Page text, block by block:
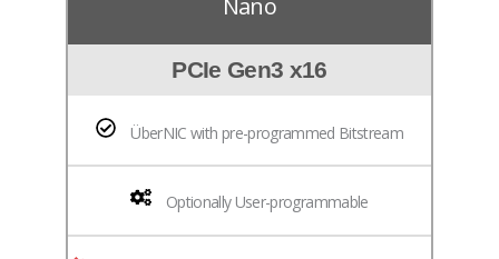
Nano
PCIe Gen3 x16
ÜberNIC with pre-programmed Bitstream
Optionally User-programmable